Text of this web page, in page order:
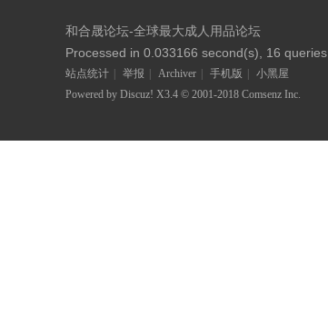
和合晟论坛-全球最大成人用品论坛
Processed in 0.033166 second(s), 16 queries.
站点统计 举报 Archiver 手机版
小黑屋
Powered by Discuz! X3.4 © 2001-2018 Comsenz Inc.